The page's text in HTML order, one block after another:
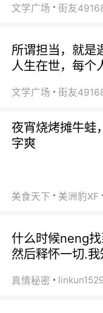
文学广场
所谓担当，就是
人生在世，每个
文学广场
夜宵烧烤摊牛蛙
字爽
美食天下 美洲豹XF
什么时候neng
然后释怀一切.
真情秘密